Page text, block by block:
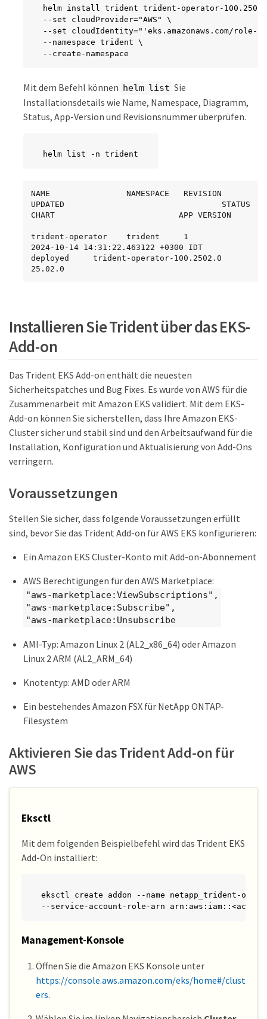
helm install trident trident-operator-
--set cloudProvider="AWS" \
--set cloudIdentity="'eks.amazonaws.com/role-
--namespace trident \
--create-namespace
Mit dem Befehl können helm list Sie
Installationsdetails wie Name, Namespace, Diagramm,
Status, App-Version und Revisionsnummer überprüfen.
helm list -n trident
NAME                NAMESPACE   REVISION
UPDATED                                 STATUS
CHART                          APP VERSION
trident-operator    trident     1
2024-10-14 14:31:22.463122 +0300 IDT
deployed     trident-operator-100.2502.0
25.02.0
Installieren Sie Trident über das EKS-
Add-on
Das Trident EKS Add-on enthält die neuesten
Sicherheitspatches und Bug Fixes. Es wurde von AWS für die
Zusammenarbeit mit Amazon EKS validiert. Mit dem EKS-
Add-on können Sie sicherstellen, dass Ihre Amazon EKS-
Cluster sicher und stabil sind und den Arbeitsaufwand für die
Installation, Konfiguration und Aktualisierung von Add-Ons
verringern.
Voraussetzungen
Stellen Sie sicher, dass folgende Voraussetzungen erfüllt
sind, bevor Sie das Trident Add-on für AWS EKS konfigurieren:
Ein Amazon EKS Cluster-Konto mit Add-on-Abonnement
AWS Berechtigungen für den AWS Marketplace:
"aws-marketplace:ViewSubscriptions",
"aws-marketplace:Subscribe",
"aws-marketplace:Unsubscribe
AMI-Typ: Amazon Linux 2 (AL2_x86_64) oder Amazon
Linux 2 ARM (AL2_ARM_64)
Knotentyp: AMD oder ARM
Ein bestehendes Amazon FSX für NetApp ONTAP-
Filesystem
Aktivieren Sie das Trident Add-on für
AWS
Eksctl
Mit dem folgenden Beispielbefehl wird das Trident EKS
Add-On installiert:
eksctl create addon --name netapp_trident-
--service-account-role-arn
Management-Konsole
Öffnen Sie die Amazon EKS Konsole unter
https://console.aws.amazon.com/eks/home#/clust
ers.